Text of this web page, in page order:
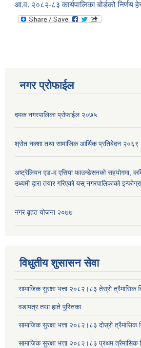
आ.व. २०८२-८३ कार्यपालिका बोर्डको निर्णय
नगर प्रोफाईल
दमक नगरपालिका प्रोफाईल २०७५
श्रोत नक्शा तथा सामाजिक आर्थिक प्रतिबेदन २०६९
अष्ट्रेलियन एड-द एसिया फाउन्डेसनको सहयोगमा,
उध्यमी द्वारा तयार गरिएको यस् नगरपालिकाको
नगर बृहत योजना २०७७
विधुतीय शुसासन सेवा
सामाजिक सुरक्षा भत्ता २०८२।८३ तेस्रो त्रैमासिक
वडापत्र तथा हाते पुस्तिका
सामाजिक सुरक्षा भत्ता २०८२।८३ दोस्रो
सामाजिक सुरक्षा भत्ता २०८२।८३ प्रथम त्रैमासिक